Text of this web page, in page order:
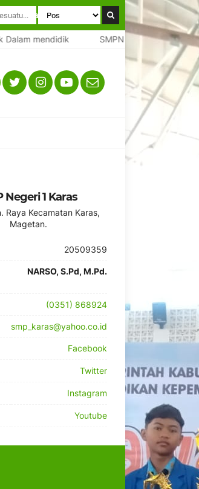
Layanan Wali Murid
mendidik SMPN 1 Karas Magetan
Negeri 1 Karas
Raya Kecamatan Karas,
Magetan.
20509359
NARSO, S.Pd, M.Pd.
(0351) 868924
smp_karas@yahoo.co.id
Facebook
Twitter
Instagram
Youtube